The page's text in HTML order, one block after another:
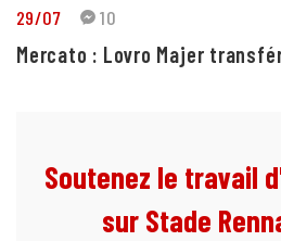
29/07 10
Mercato : Lovro Majer
Soutenez le travail
sur Stade